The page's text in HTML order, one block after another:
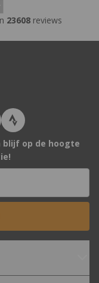
23608reviews
blijf op de hoogte